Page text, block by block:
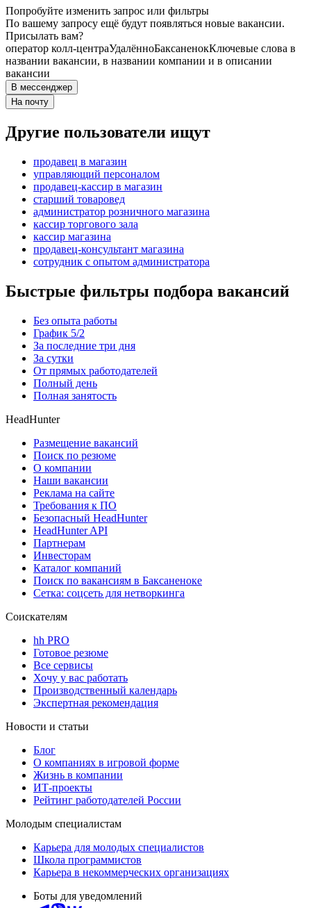
Попробуйте изменить запрос или фильтры
По вашему запросу ещё будут появляться новые вакансии.
Присылать вам?
оператор колл-центраУдалённоБаксаненокКлючевые слова в
названии вакансии, в названии компании и в описании
вакансии
В мессенджер
На почту
Другие пользователи ищут
продавец в магазин
управляющий персоналом
продавец-кассир в магазин
старший товаровед
администратор розничного магазина
кассир торгового зала
кассир магазина
продавец-консультант магазина
сотрудник с опытом администратора
Быстрые фильтры подбора вакансий
Без опыта работы
График 5/2
За последние три дня
За сутки
От прямых работодателей
Полный день
Полная занятость
HeadHunter
Размещение вакансий
Поиск по резюме
О компании
Наши вакансии
Реклама на сайте
Требования к ПО
Безопасный HeadHunter
HeadHunter API
Партнерам
Инвесторам
Каталог компаний
Поиск по вакансиям в Баксаненоке
Сетка: соцсеть для нетворкинга
Соискателям
hh PRO
Готовое резюме
Все сервисы
Хочу у вас работать
Производственный календарь
Экспертная рекомендация
Новости и статьи
Блог
О компаниях в игровой форме
Жизнь в компании
ИТ-проекты
Рейтинг работодателей России
Молодым специалистам
Карьера для молодых специалистов
Школа программистов
Карьера в некоммерческих организациях
Боты для уведомлений